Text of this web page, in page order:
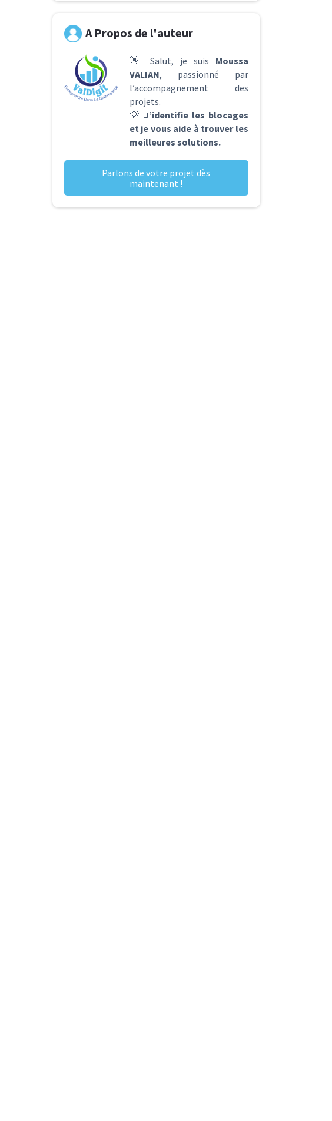
A Propos de l'auteur
👋 Salut, je suis Moussa
VALIAN, passionné par
l’accompagnement des
projets.
💡 J’identifie les blocages
et je vous aide à trouver les
meilleures solutions.
Parlons de votre projet dès
maintenant !